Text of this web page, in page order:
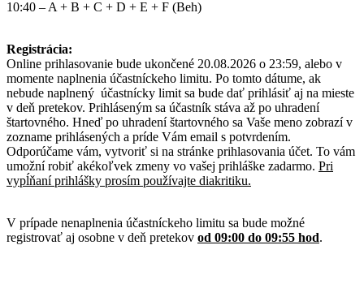
10:40 – A + B + C + D + E + F (Beh)
Registrácia:
Online prihlasovanie bude ukončené 20.08.2026 o 23:59, alebo v
momente naplnenia účastníckeho limitu. Po tomto dátume, ak
nebude naplnený účastnícky limit sa bude dať prihlásiť aj na mieste
v deň pretekov. Prihláseným sa účastník stáva až po uhradení
štartovného. Hneď po uhradení štartovného sa Vaše meno zobrazí v
zozname prihlásených a príde Vám email s potvrdením.
Odporúčame vám, vytvoriť si na stránke prihlasovania účet. To vám
umožní robiť akékoľvek zmeny vo vašej prihláške zadarmo. Pri
vypĺňaní prihlášky prosím používajte diakritiku.
V prípade nenaplnenia účastníckeho limitu sa bude možné
registrovať aj osobne v deň pretekov od 09:00 do 09:55 hod.